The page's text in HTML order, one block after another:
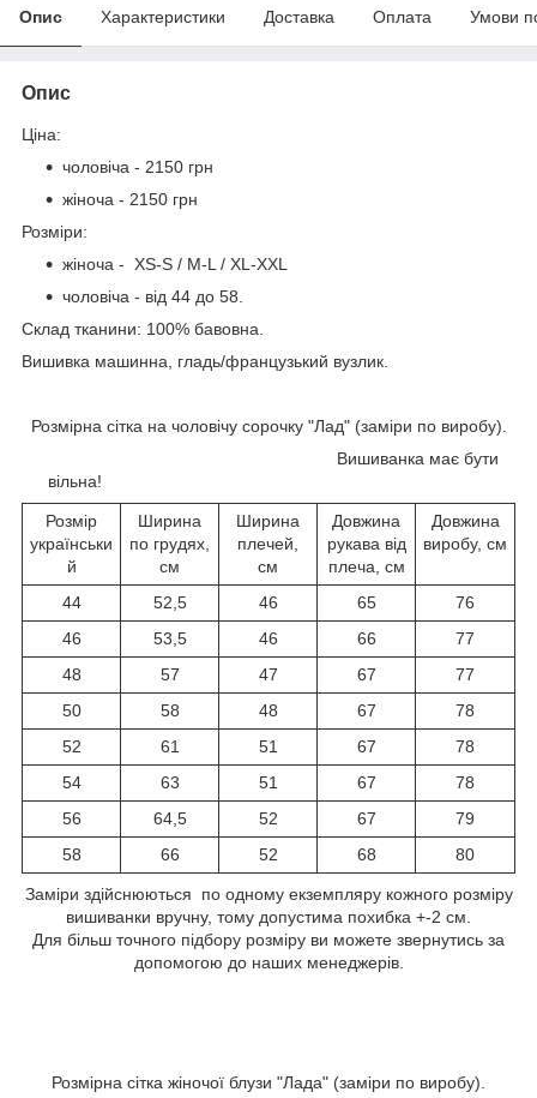
Опис Характеристики Доставка Оплата Умови
Опис
Ціна:
чоловіча - 2150 грн
жіноча - 2150 грн
Розміри:
жіноча - XS-S / M-L / XL-XXL
чоловіча - від 44 до 58.
Склад тканини: 100% бавовна.
Вишивка машинна, гладь/французький вузлик.
Розмірна сітка на чоловічу сорочку "Лад" (заміри по виробу).
Вишиванка має бути
вільна!
Розмір
українськи
й
Ширина
по грудях,
см
Ширина
плечей,
см
Довжина
рукава від
плеча, см
Довжина
виробу, см
44 52,5 46 65
76
46
53,5 46 66
77
48
57 47 67
77
50
58 48 67
78
52
61 51 67
78
54
63 51 67
78
56
64,5 52 67
79
58
66 52 68 80
Заміри здійснюються по одному екземпляру кожного розміру
вишиванки вручну, тому допустима похибка +-2 см.
Для більш точного підбору розміру ви можете звернутись за
допомогою до наших менеджерів.
Розмірна сітка жіночої блузи "Лада" (заміри по виробу).